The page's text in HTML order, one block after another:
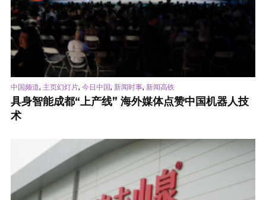
中国频道, 主页幻灯片, 今日中国, 新闻时事, 新闻高铁
具身智能成都“上产线” 海外媒体点赞中国机器人技
术